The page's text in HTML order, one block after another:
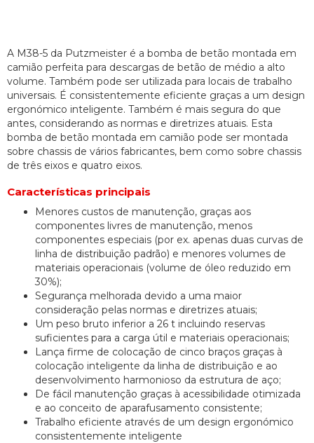
A M38-5 da Putzmeister é a bomba de betão montada em
camião perfeita para descargas de betão de médio a alto
volume. Também pode ser utilizada para locais de trabalho
universais. É consistentemente eficiente graças a um design
ergonómico inteligente. Também é mais segura do que
antes, considerando as normas e diretrizes atuais. Esta
bomba de betão montada em camião pode ser montada
sobre chassis de vários fabricantes, bem como sobre chassis
de três eixos e quatro eixos.
Características principais
Menores custos de manutenção, graças aos
componentes livres de manutenção, menos
componentes especiais (por ex. apenas duas curvas de
linha de distribuição padrão) e menores volumes de
materiais operacionais (volume de óleo reduzido em
30%);
Segurança melhorada devido a uma maior
consideração pelas normas e diretrizes atuais;
Um peso bruto inferior a 26 t incluindo reservas
suficientes para a carga útil e materiais operacionais;
Lança firme de colocação de cinco braços graças à
colocação inteligente da linha de distribuição e ao
desenvolvimento harmonioso da estrutura de aço;
De fácil manutenção graças à acessibilidade otimizada
e ao conceito de aparafusamento consistente;
Trabalho eficiente através de um design ergonómico
consistentemente inteligente